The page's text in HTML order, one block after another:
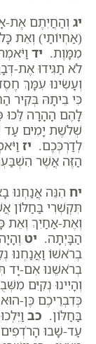
יג וְהַחֲיִתֶם אֶת-
(אַחְיוֹתַי) וְאֵת
מִמָּוֶת. יד
לֹא תַגִּידוּ אֶת-
וְעָשִׂינוּ עִמָּךְ
כִּי בֵיתָהּ בְּקִיר
לָהֶם הָהָרָה לֵּכוּ
שְׁלֹשֶׁת יָמִים עַד
לְדַרְכְּכֶם. יז
הַזֶּה אֲשֶׁר
יח הִנֵּה אֲנַחְנוּ
תִּקְשְׁרִי בַּחַלּוֹן
וְאֶת-אַחַיִךְ וְאֵת
הַבָּיְתָה. יט
בְרֹאשׁוֹ וַאֲנַחְנוּ
בְרֹאשֵׁנוּ אִם-יָד
וְהָיִינוּ נְקִיִּם
כְּדִבְרֵיכֶם כֶּן-
בַּחַלּוֹן. כב
עַד-שָׁבוּ